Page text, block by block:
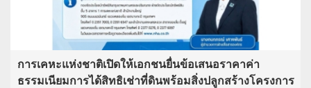
การเคหะแห่งชาติเปิดให้เอกชนยื่นข้อเสนอราคาค่า
ธรรมเนียมการได้สิทธิเช่าที่ดินพร้อมสิ่งปลูกสร้างโครงการ